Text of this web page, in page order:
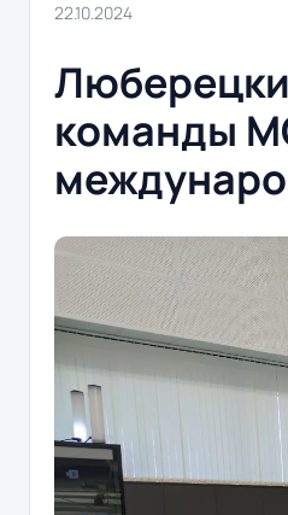
22.10.2024
команды